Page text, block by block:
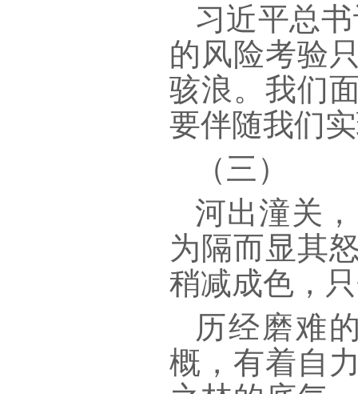
习近平总
的风险考验
骇浪。我们
要伴随我们
（三）
河出潼关
为隔而显其
稍减成色，
历经磨难
概，有着自